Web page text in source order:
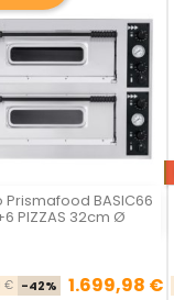
Prismafood BASIC66
PIZZAS 32cm Ø
Precio base
€ -42% Precio
1.699,98 €

rápida